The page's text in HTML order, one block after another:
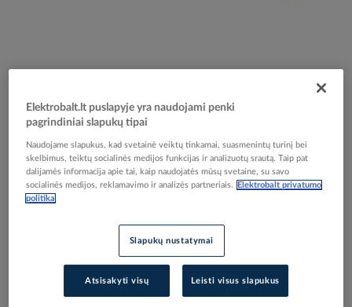
the
beginning
the
images
gallery
Laidas H07V-K 1.5mm2 450/750V juodas Eca klasė
[Ritė po 100m] - ELMAT
Elektrobalt prekės kodas
505431
Gamintojo prekės kodas
Elektrobalt.lt puslapyje yra naudojami penki
pagrindiniai slapukų tipai
Naudojame slapukus, kad svetainė veiktų tinkamai, suasmenintų turinį bei
skelbimus, teiktų socialinės medijos funkcijas ir analizuotų srautą. Taip pat
dalijamės informacija apie tai, kaip naudojatės mūsų svetaine, su savo
socialinės medijos, reklamavimo ir analizės partneriais.
Elektrobalt privatumo
politika
Slapukų nustatymai
Atsisakyti visų Leisti visus slapukus